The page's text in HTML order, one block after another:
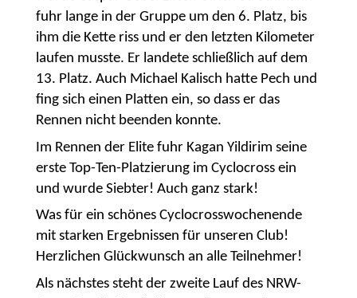
fuhr lange in der Gruppe um den 6. Platz, bis
ihm die Kette riss und er den letzten Kilometer
laufen musste. Er landete schließlich auf dem
13. Platz. Auch Michael Kalisch hatte Pech und
fing sich einen Platten ein, so dass er das
Rennen nicht beenden konnte.
Im Rennen der Elite fuhr Kagan Yildirim seine
erste Top-Ten-Platzierung im Cyclocross ein
und wurde Siebter! Auch ganz stark!
Was für ein schönes Cyclocrosswochenende
mit starken Ergebnissen für unseren Club!
Herzlichen Glückwunsch an alle Teilnehmer!
Als nächstes steht der zweite Lauf des NRW-